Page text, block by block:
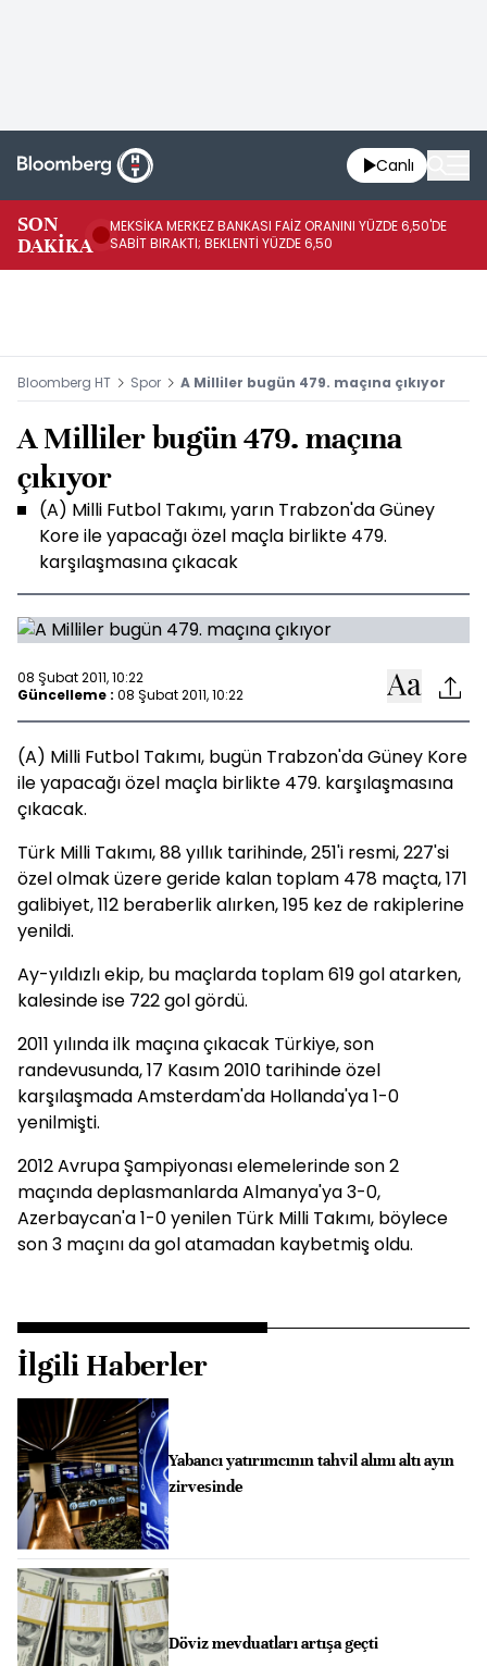
Canlı
SON
DAKİKA
MEKSİKA MERKEZ BANKASI FAİZ ORANINI YÜZDE 6,50'DE
SABİT BIRAKTI; BEKLENTİ YÜZDE 6,50
Bloomberg HT Spor A Milliler bugün 479. maçına çıkıyor
A Milliler bugün 479. maçına
çıkıyor
(A) Milli Futbol Takımı, yarın Trabzon'da Güney
Kore ile yapacağı özel maçla birlikte 479.
karşılaşmasına çıkacak
08 Şubat 2011, 10:22
Güncelleme : 08 Şubat 2011, 10:22
(A) Milli Futbol Takımı, bugün Trabzon'da Güney Kore
ile yapacağı özel maçla birlikte 479. karşılaşmasına
çıkacak.
Türk Milli Takımı, 88 yıllık tarihinde, 251'i resmi, 227'si
özel olmak üzere geride kalan toplam 478 maçta, 171
galibiyet, 112 beraberlik alırken, 195 kez de rakiplerine
yenildi.
Ay-yıldızlı ekip, bu maçlarda toplam 619 gol atarken,
kalesinde ise 722 gol gördü.
2011 yılında ilk maçına çıkacak Türkiye, son
randevusunda, 17 Kasım 2010 tarihinde özel
karşılaşmada Amsterdam'da Hollanda'ya 1-0
yenilmişti.
2012 Avrupa Şampiyonası elemelerinde son 2
maçında deplasmanlarda Almanya'ya 3-0,
Azerbaycan'a 1-0 yenilen Türk Milli Takımı, böylece
son 3 maçını da gol atamadan kaybetmiş oldu.
İlgili Haberler
Yabancı yatırımcının tahvil alımı altı ayın
zirvesinde
Döviz mevduatları artışa geçti